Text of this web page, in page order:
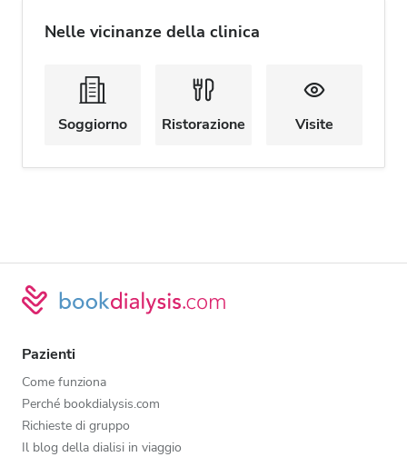
Nelle vicinanze della clinica
Soggiorno Ristorazione Visite
Pazienti
Come funziona
Perché bookdialysis.com
Richieste di gruppo
Il blog della dialisi in viaggio